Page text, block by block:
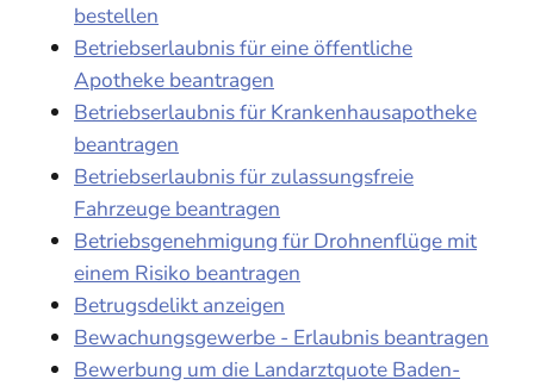
bestellen
Betriebserlaubnis für eine öffentliche
Apotheke beantragen
Betriebserlaubnis für Krankenhausapotheke
beantragen
Betriebserlaubnis für zulassungsfreie
Fahrzeuge beantragen
Betriebsgenehmigung für Drohnenflüge mit
einem Risiko beantragen
Betrugsdelikt anzeigen
Bewachungsgewerbe - Erlaubnis beantragen
Bewerbung um die Landarztquote Baden-